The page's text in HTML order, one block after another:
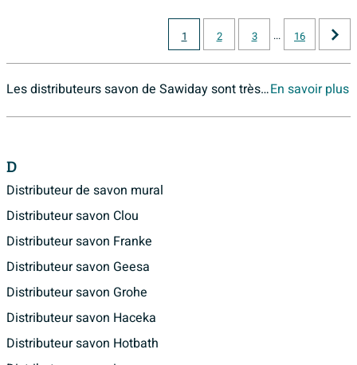
1 2 3 ... 16
Les distributeurs savon de Sawiday sont très divers. Il y a
En savoir plus
D
Distributeur de savon mural
Distributeur savon Clou
Distributeur savon Franke
Distributeur savon Geesa
Distributeur savon Grohe
Distributeur savon Haceka
Distributeur savon Hotbath